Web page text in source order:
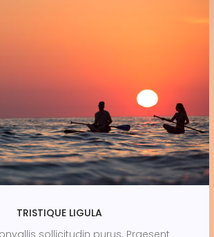
TRISTIQUE LIGULA
sollicitudin purus. Praesent